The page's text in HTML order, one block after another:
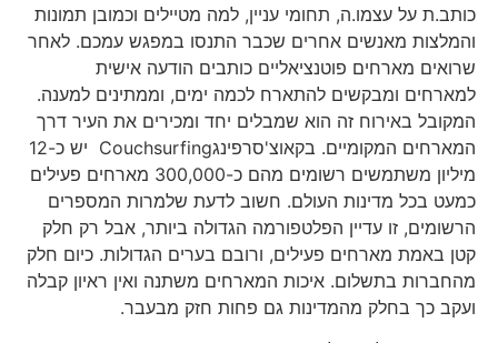
כותב.ת על עצמו.ה, תחומי עניין, למה מטיילים וכמובן תמונות
והמלצות מאנשים אחרים שכבר התנסו במפגש עמכם. לאחר
שרואים מארחים פוטנציאליים כותבים הודעה אישית
למארחים ומבקשים להתארח לכמה ימים, וממתינים למענה.
המקובל באירוח זה הוא שמבלים יחד ומכירים את העיר דרך
המארחים המקומיים. בקאוצ'סרפינגCouchsurfing יש כ-12
מיליון משתמשים רשומים מהם כ-300,000 מארחים פעילים
כמעט בכל מדינות העולם. חשוב לדעת שלמרות המספרים
הרשומים, זו עדיין הפלטפורמה הגדולה ביותר, אבל רק חלק
קטן באמת מארחים פעילים, ורובם בערים הגדולות. כיום חלק
מהחברות בתשלום. איכות המארחים משתנה ואין ראיון קבלה
ועקב כך בחלק מהמדינות גם פחות חזק מבעבר.